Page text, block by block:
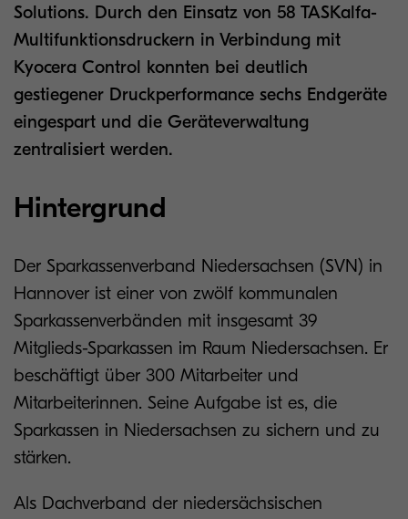
Solutions. Durch den Einsatz von 58 TASKalfa-
Multifunktionsdruckern in Verbindung mit
Kyocera Control konnten bei deutlich
gestiegener Druckperformance sechs Endgeräte
eingespart und die Geräteverwaltung
zentralisiert werden.
Hintergrund
Der Sparkassenverband Niedersachsen (SVN) in
Hannover ist einer von zwölf kommunalen
Sparkassenverbänden mit insgesamt 39
Mitglieds-Sparkassen im Raum Niedersachsen. Er
beschäftigt über 300 Mitarbeiter und
Mitarbeiterinnen. Seine Aufgabe ist es, die
Sparkassen in Niedersachsen zu sichern und zu
stärken.
Als Dachverband der niedersächsischen